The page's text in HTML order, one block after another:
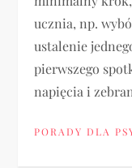
ucznia, np.
ustalenie
pierwszego
napięcia i
PORADY DLA